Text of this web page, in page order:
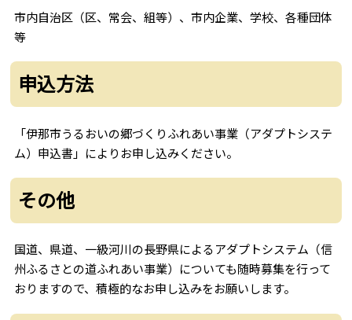
市内自治区（区、常会、組等）、市内企業、学校、各種団体
等
申込方法
「伊那市うるおいの郷づくりふれあい事業（アダプトシステ
ム）申込書」によりお申し込みください。
その他
国道、県道、一級河川の長野県によるアダプトシステム（信
州ふるさとの道ふれあい事業）についても随時募集を行って
おりますので、積極的なお申し込みをお願いします。